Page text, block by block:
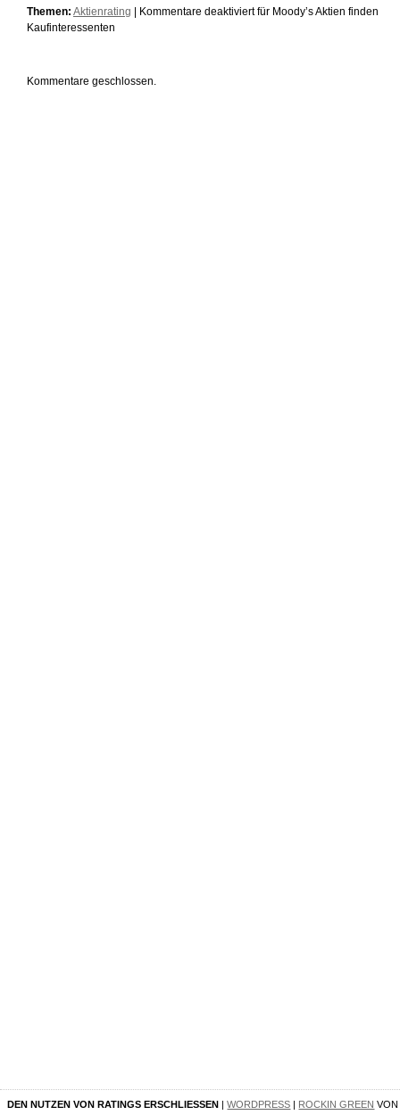
Themen: Aktienrating Kommentare deaktiviertfür Moody’s Aktien finden
Kaufinteressenten
Kommentare geschlossen.
DEN NUTZEN VON RATINGS ERSCHLIESSEN |WORDPRESS | ROCKIN GREEN